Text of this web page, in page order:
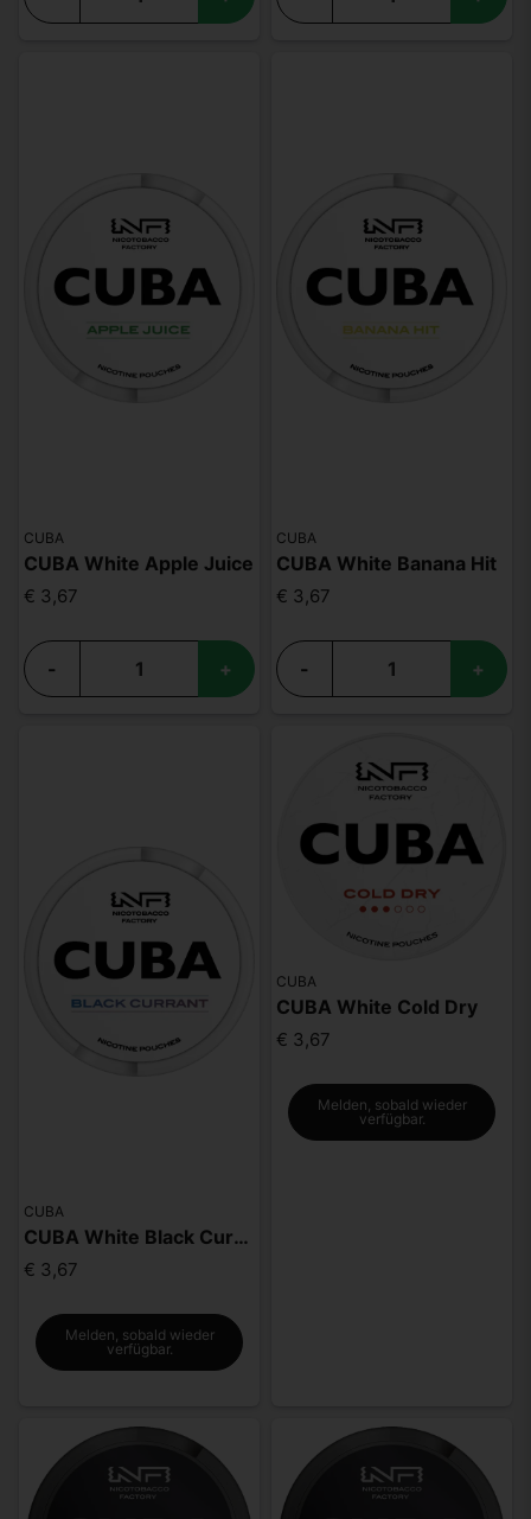
CUBA
CUBA White Apple Juice
€ 3,67
- +
CUBA
CUBA White Banana Hit
€ 3,67
- +
CUBA
CUBA White Black Currunt
€ 3,67
Melden, sobald wieder
verfügbar.
CUBA
CUBA White Cold Dry
€ 3,67
Melden, sobald wieder
verfügbar.